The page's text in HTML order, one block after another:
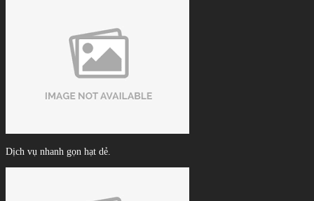
Dịch vụ nhanh gọn hạt dẻ.